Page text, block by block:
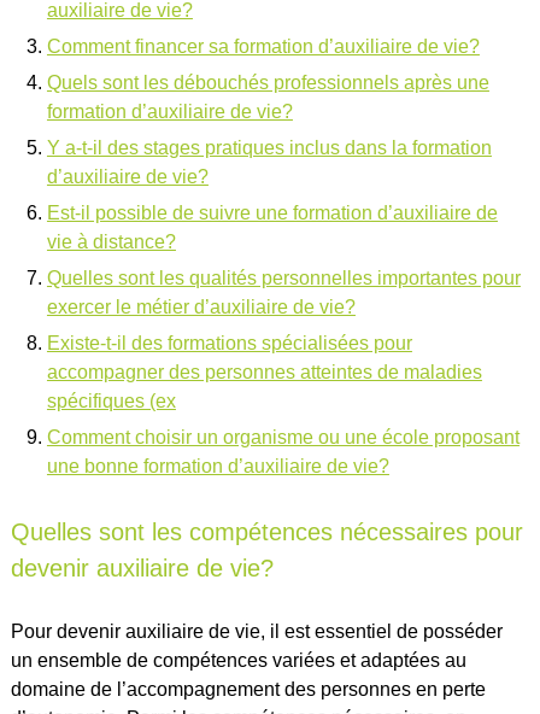
auxiliaire de vie?
Comment financer sa formation d’auxiliaire de vie?
Quels sont les débouchés professionnels après une
formation d’auxiliaire de vie?
Y a-t-il des stages pratiques inclus dans la formation
d’auxiliaire de vie?
Est-il possible de suivre une formation d’auxiliaire de
vie à distance?
Quelles sont les qualités personnelles importantes pour
exercer le métier d’auxiliaire de vie?
Existe-t-il des formations spécialisées pour
accompagner des personnes atteintes de maladies
spécifiques (ex
Comment choisir un organisme ou une école proposant
une bonne formation d’auxiliaire de vie?
Quelles sont les compétences nécessaires pour
devenir auxiliaire de vie?
Pour devenir auxiliaire de vie, il est essentiel de posséder
un ensemble de compétences variées et adaptées au
domaine de l’accompagnement des personnes en perte